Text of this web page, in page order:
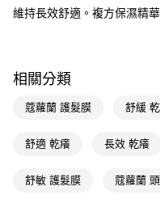
Apple Pay
悠遊付
Google Pay
AFTEE先享後付
【關於「AFTEE先享後付」】
即享券
維持長效舒適。複方保濕精
相關分類
蔻蘿蘭 護髮膜 舒緩
舒適 乾癢 長效 乾癢
舒敏 護髮膜 蔻蘿蘭